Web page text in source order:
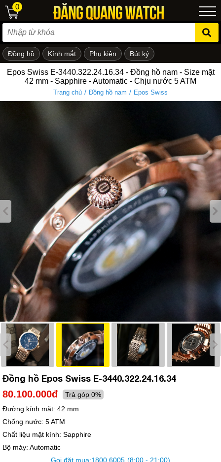
em
0
Đồng hồ Kính mắt Phụ kiện Bút ký
Epos Swiss E-3440.322.24.16.34 - Đồng hồ nam - Size mặt
42 mm - Sapphire - Automatic - Chịu nước 5 ATM
Trang chủ / Đồng hồ nam / Epos Swiss
Đồng hồ Epos Swiss E-3440.322.24.16.34
80.100.000đ
Trả góp 0%
Đường kính mặt: 42 mm
Chống nước: 5 ATM
Chất liệu mặt kính: Sapphire
Bộ máy: Automatic
Gọi đặt mua:1800.6005 (8:00 - 21:00)